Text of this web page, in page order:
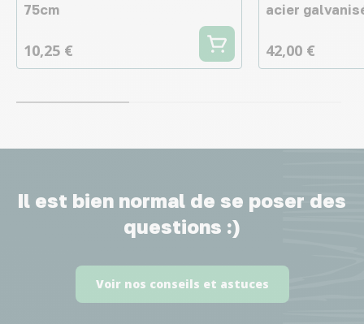
75cm
10,25 €
acier
42,00 €
Il est bien normal de se poser des
questions :)
Voir nos conseils et astuces